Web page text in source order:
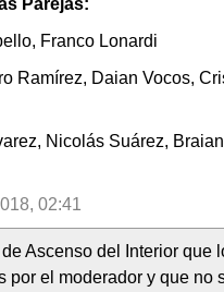
Franco Lonardi
Ramírez, Daian Vocos,
Nicolás Suárez,
02:41
Ascenso del Interior que
por el moderador y que no